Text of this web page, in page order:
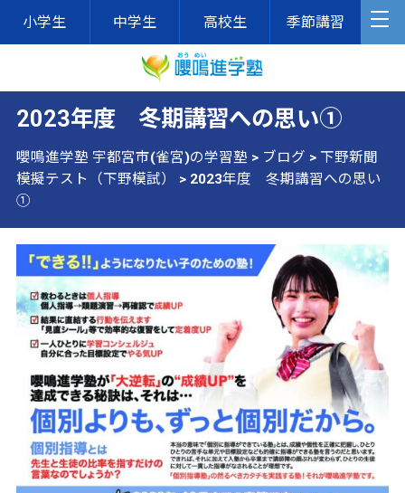
小学生 中学生 高校生 季節講習
2023年度 冬期講習への思い①
嚶鳴進学塾 宇都宮市(雀宮)の学習塾 > ブログ > 下野新聞
模擬テスト（下野模試）
> 2023年度 冬期講習への思い
①